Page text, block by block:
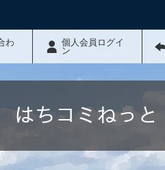
わ
個人会員ログイ
ン
はちコミねっと